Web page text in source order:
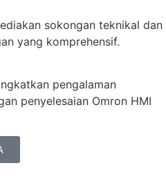
sokongan teknikal dan
yang komprehensif.
pengalaman
penyelesaian Omron HMI